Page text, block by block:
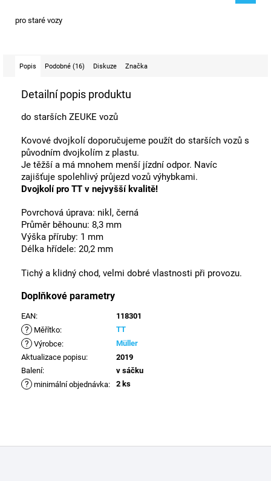
pro staré vozy
Popis Podobné (16) Diskuze Značka
Detailní popis produktu
do starších ZEUKE vozů
Kovové dvojkolí doporučujeme použít do starších vozů s
původním dvojkolím z plastu.
Je těžší a má mnohem menší jízdní odpor. Navíc
zajišťuje spolehlivý průjezd vozů výhybkami.
Dvojkolí pro TT v nejvyšší kvalitě!
Povrchová úprava: nikl, černá
Průměr běhounu: 8,3 mm
Výška příruby: 1 mm
Délka hřídele: 20,2 mm
Tichý a klidný chod, velmi dobré vlastnosti při provozu.
Doplňkové parametry
EAN: 118301
? Měřítko: TT
? Výrobce:
Müller
Aktualizace popisu:
2019
Balení: v sáčku
? minimální objednávka: 2 ks